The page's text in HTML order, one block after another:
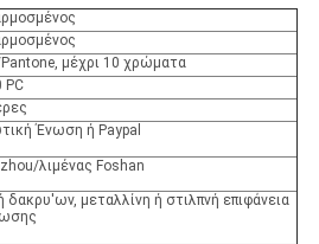
Pantone, μέχρι 10 χρώματα
PC
Ένωση ή Paypal
λιμένας Foshan
δακρυ'ων, μεταλλίνη ή στιλπνή επιφάνεια